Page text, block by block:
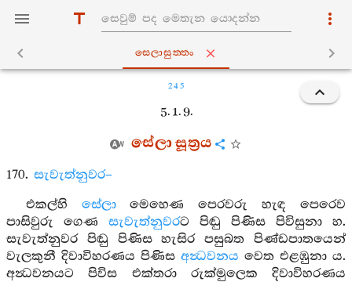
සෙලාසුත‍්තං
245
5. 1. 9.
සේලා සූත්‍රය
170. සැවැත්නුවර–
එකල්හි සේලාමෙහෙණ පෙරවරු හැඳ පෙරෙව
පාසිවුරු ගෙණ සැවැත්නුවරට පිඬු පිණිස පිවිසුනා හ.
සැවැත්නුවර පිඬු පිණිස හැසිර පසුබත පිණ්ඩපාතයෙන්
වැලකුනී දිවාවිහරණය පිණිස අන්‍ධවනය වෙත එළඹුනා ය.
අන්‍ධවනයට පිවිස එක්තරා රුක්මුලෙක දිවාවිහරණය